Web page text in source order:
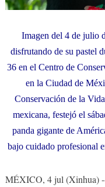
Imagen del 4 de julio
disfrutando de su pastel
36 en el Centro de
en la Ciudad de
Conservación de la
mexicana, festejó el
panda gigante de
bajo cuidado profesional
MÉXICO, 4 jul (Xinhua)